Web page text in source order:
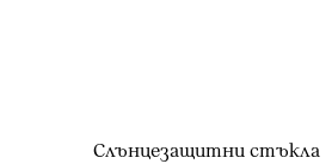
Слънцезащитни стъкла